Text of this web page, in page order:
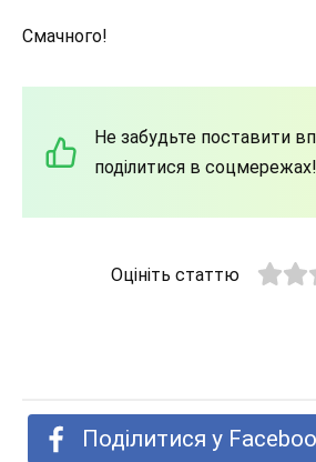
Смачного!
Не забудьте поставити
поділитися в
Оцініть статтю
Поділитися у